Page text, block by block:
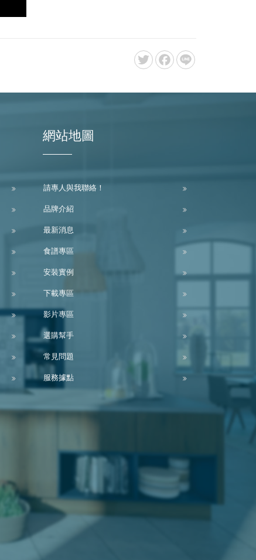
網站地圖
請專人與我聯絡！
品牌介紹
最新消息
食譜專區
安裝實例
下載專區
影片專區
選購幫手
常見問題
服務據點